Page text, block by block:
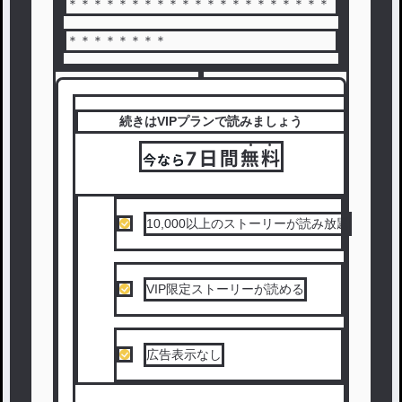
＊＊＊＊＊＊＊＊＊＊＊＊＊＊＊＊＊＊＊＊＊
＊＊＊＊＊＊＊＊
続きはVIPプランで読みましょう
10,000以上のストーリーが読み放題
VIP限定ストーリーが読める
広告表示なし